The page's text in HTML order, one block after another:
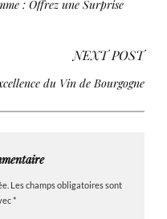
: Offrez une Surprise
NEXT POST
du Vin de Bourgogne
Les champs obligatoires sont
*